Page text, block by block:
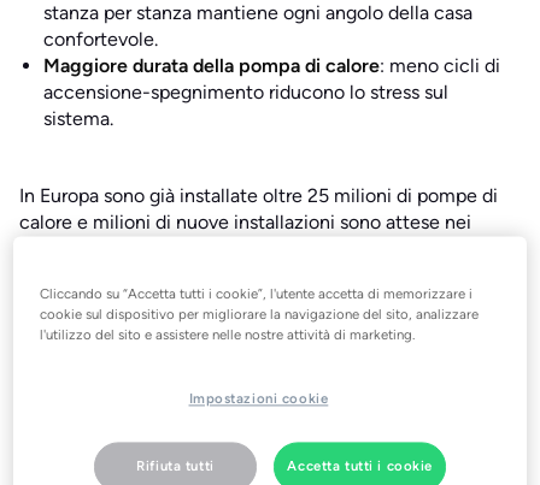
stanza per stanza mantiene ogni angolo della casa
confortevole.
Maggiore durata della pompa di calore: meno cicli di
accensione-spegnimento riducono lo stress sul
sistema.
In Europa sono già installate oltre 25 milioni di pompe di
calore e milioni di nuove installazioni sono attese nei
Questo nuovo capitolo della nostra partnership con
Panasonic è incentrato sulla creazione congiunta di
Christian Deilmann, cofondatore di tado°
con molte pompe di calore, ma l'accesso tecnico
approfondito ai modelli Panasonic AQUAREA ci permette
Cliccando su “Accetta tutti i cookie”, l'utente accetta di memorizzare i
cookie sul dispositivo per migliorare la navigazione del sito, analizzare
l'utilizzo del sito e assistere nelle nostre attività di marketing.
Impostazioni cookie
Rifiuta tutti Accetta tutti i cookie